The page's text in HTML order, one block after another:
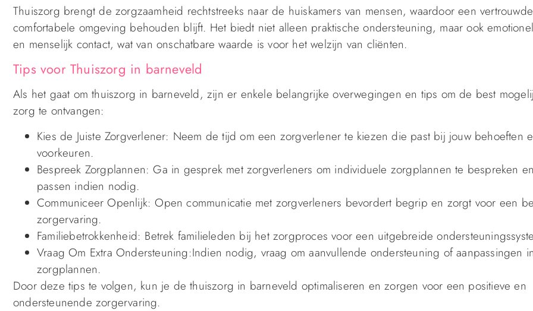
Thuiszorg brengt de zorgzaamheid rechtstreeks naar de huiskamers van mensen, waardoor een
comfortabele omgeving behouden blijft. Het biedt niet alleen praktische ondersteuning, maar ook
en menselijk contact, wat van onschatbare waarde is voor het welzijn van cliënten.
Tips voor Thuiszorg in barneveld
Als het gaat om thuiszorg in barneveld, zijn er enkele belangrijke overwegingen en tips om de best
zorg te ontvangen:
Kies de Juiste Zorgverlener: Neem de tijd om een zorgverlener te kiezen die past bij jouw behoeften
voorkeuren.
Bespreek Zorgplannen: Ga in gesprek met zorgverleners om individuele zorgplannen te bespreken
passen indien nodig.
Communiceer Openlijk: Open communicatie met zorgverleners bevordert begrip en zorgt voor een
zorgervaring.
Familiebetrokkenheid: Betrek familieleden bij het zorgproces voor een uitgebreide
Vraag Om Extra Ondersteuning:Indien nodig, vraag om aanvullende ondersteuning of aanpassingen
zorgplannen.
Door deze tips te volgen, kun je de thuiszorg in barneveld optimaliseren en zorgen voor een positieve en
ondersteunende zorgervaring.